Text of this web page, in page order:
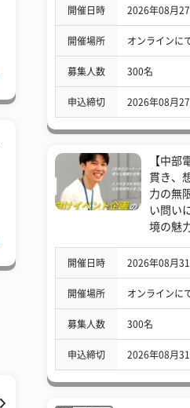
開催日時 2026年08月
開催場所 オンラインに
募集人数 300名
申込締切 2026年08月
【中部
貫き、
力の無
い問い
境の魅
開催日時 2026年08月
開催場所 オンラインに
募集人数 300名
申込締切 2026年08月